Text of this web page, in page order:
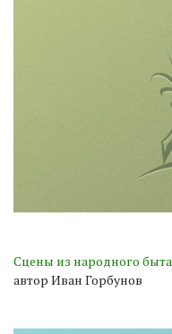
Сцены из народного быта
автор Иван Горбунов